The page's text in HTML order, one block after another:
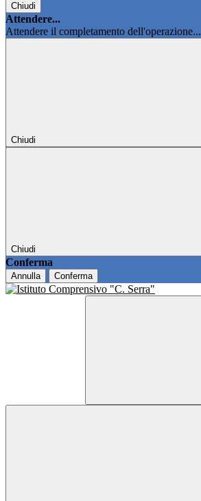
Chiudi
Attendere...
Attendere il completamento dell'operazione...
Chiudi
Chiudi
Conferma
Annulla Conferma